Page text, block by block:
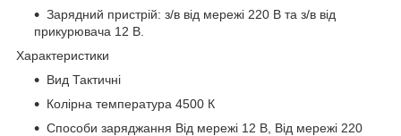
Зарядний пристрій: з/в від мережі 220 В та з/в від
прикурювача 12 В.
Характеристики
Вид Тактичні
Колірна температура 4500 К
Способи заряджання Від мережі 12 В, Від мережі 220